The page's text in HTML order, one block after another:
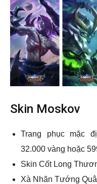
Skin Moskov
Trang phục mặc
32.000 vàng hoặc
Skin Cốt Long
Xà Nhãn Tướng